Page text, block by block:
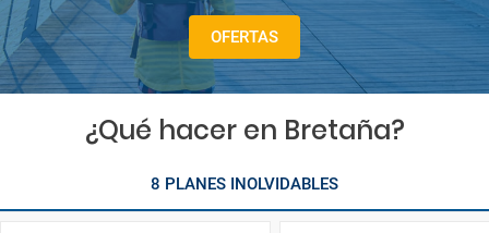
OFERTAS
¿Qué hacer en Bretaña?
8 PLANES INOLVIDABLES